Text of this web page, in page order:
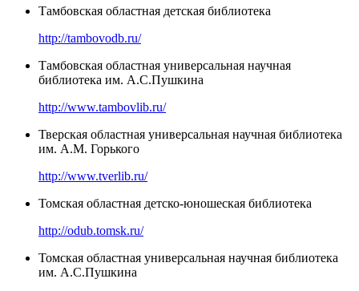
Тамбовская областная детская библиотека
http://tambovodb.ru/
Тамбовская областная универсальная научная
библиотека им. А.С.Пушкина
http://www.tambovlib.ru/
Тверская областная универсальная научная библиотека
им. А.М. Горького
http://www.tverlib.ru/
Томская областная детско-юношеская библиотека
http://odub.tomsk.ru/
Томская областная универсальная научная библиотека
им. А.С.Пушкина